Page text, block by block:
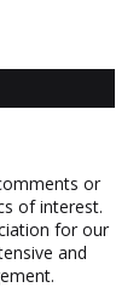
or
of interest.
for our
and